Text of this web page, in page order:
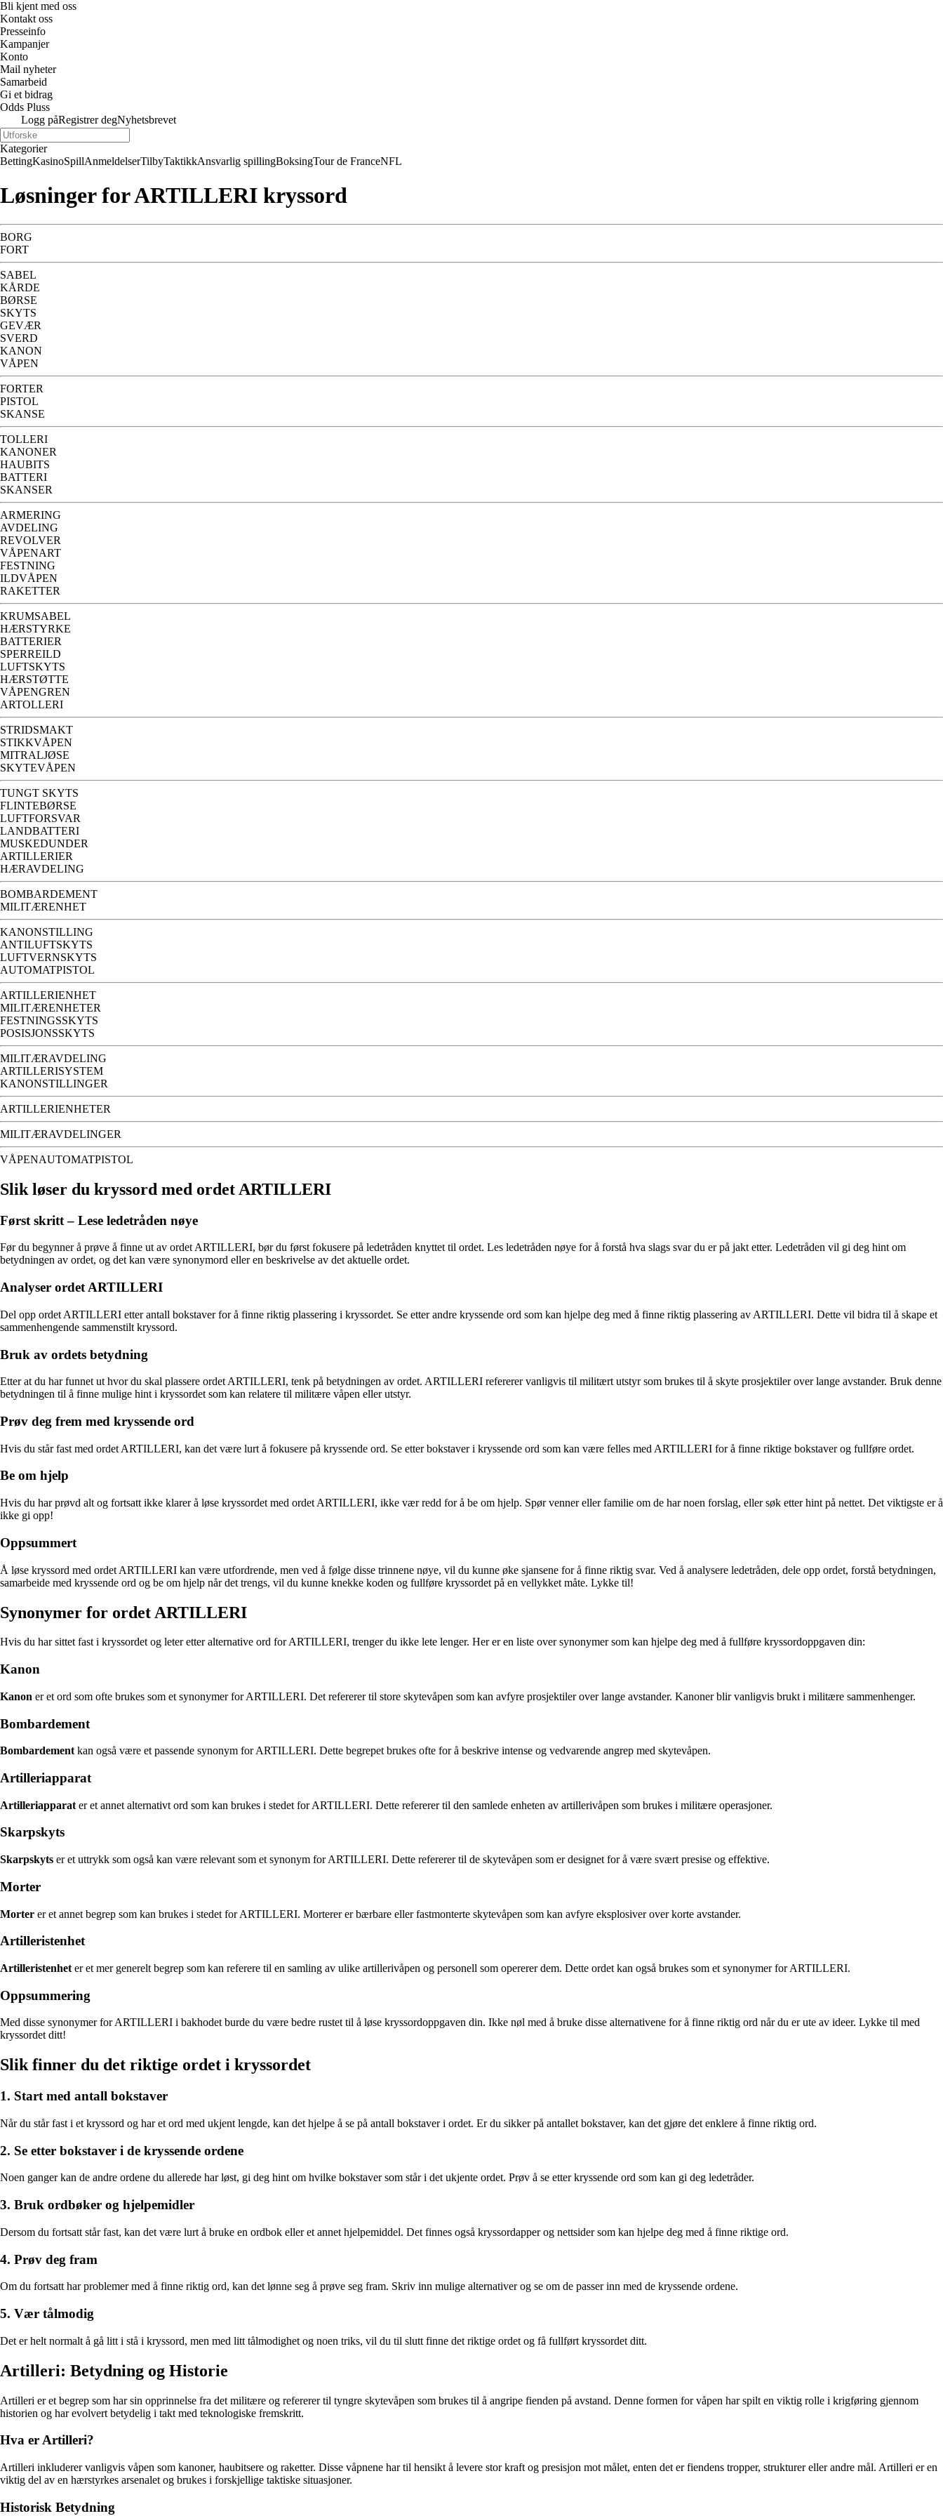
Bli kjent med oss
Kontakt oss
Presseinfo
Kampanjer
Konto
Mail nyheter
Samarbeid
Gi et bidrag
Odds Pluss
Logg påRegistrer degNyhetsbrevet
Kategorier
BettingKasinoSpillAnmeldelserTilbyTaktikkAnsvarlig spillingBoksingTour de FranceNFL
Løsninger for ARTILLERI kryssord
BORG
FORT
SABEL
KÅRDE
BØRSE
SKYTS
GEVÆR
SVERD
KANON
VÅPEN
FORTER
PISTOL
SKANSE
TOLLERI
KANONER
HAUBITS
BATTERI
SKANSER
ARMERING
AVDELING
REVOLVER
VÅPENART
FESTNING
ILDVÅPEN
RAKETTER
KRUMSABEL
HÆRSTYRKE
BATTERIER
SPERREILD
LUFTSKYTS
HÆRSTØTTE
VÅPENGREN
ARTOLLERI
STRIDSMAKT
STIKKVÅPEN
MITRALJØSE
SKYTEVÅPEN
TUNGT SKYTS
FLINTEBØRSE
LUFTFORSVAR
LANDBATTERI
MUSKEDUNDER
ARTILLERIER
HÆRAVDELING
BOMBARDEMENT
MILITÆRENHET
KANONSTILLING
ANTILUFTSKYTS
LUFTVERNSKYTS
AUTOMATPISTOL
ARTILLERIENHET
MILITÆRENHETER
FESTNINGSSKYTS
POSISJONSSKYTS
MILITÆRAVDELING
ARTILLERISYSTEM
KANONSTILLINGER
ARTILLERIENHETER
MILITÆRAVDELINGER
VÅPENAUTOMATPISTOL
Slik løser du kryssord med ordet ARTILLERI
Først skritt – Lese ledetråden nøye
Før du begynner å prøve å finne ut av ordet ARTILLERI, bør du først fokusere på ledetråden knyttet til ordet. Les ledetråden nøye for å forstå hva slags svar du er på jakt etter. Ledetråden vil gi deg hint om
betydningen av ordet, og det kan være synonymord eller en beskrivelse av det aktuelle ordet.
Analyser ordet ARTILLERI
Del opp ordet ARTILLERI etter antall bokstaver for å finne riktig plassering i kryssordet. Se etter andre kryssende ord som kan hjelpe deg med å finne riktig plassering av ARTILLERI. Dette vil bidra til å skape et
sammenhengende sammenstilt kryssord.
Bruk av ordets betydning
Etter at du har funnet ut hvor du skal plassere ordet ARTILLERI, tenk på betydningen av ordet. ARTILLERI refererer vanligvis til militært utstyr som brukes til å skyte prosjektiler over lange avstander. Bruk denne
betydningen til å finne mulige hint i kryssordet som kan relatere til militære våpen eller utstyr.
Prøv deg frem med kryssende ord
Hvis du står fast med ordet ARTILLERI, kan det være lurt å fokusere på kryssende ord. Se etter bokstaver i kryssende ord som kan være felles med ARTILLERI for å finne riktige bokstaver og fullføre ordet.
Be om hjelp
Hvis du har prøvd alt og fortsatt ikke klarer å løse kryssordet med ordet ARTILLERI, ikke vær redd for å be om hjelp. Spør venner eller familie om de har noen forslag, eller søk etter hint på nettet. Det viktigste er å
ikke gi opp!
Oppsummert
Å løse kryssord med ordet ARTILLERI kan være utfordrende, men ved å følge disse trinnene nøye, vil du kunne øke sjansene for å finne riktig svar. Ved å analysere ledetråden, dele opp ordet, forstå betydningen,
samarbeide med kryssende ord og be om hjelp når det trengs, vil du kunne knekke koden og fullføre kryssordet på en vellykket måte. Lykke til!
Synonymer for ordet ARTILLERI
Hvis du har sittet fast i kryssordet og leter etter alternative ord for ARTILLERI, trenger du ikke lete lenger. Her er en liste over synonymer som kan hjelpe deg med å fullføre kryssordoppgaven din:
Kanon
Kanon er et ord som ofte brukes som et synonymer for ARTILLERI. Det refererer til store skytevåpen som kan avfyre prosjektiler over lange avstander. Kanoner blir vanligvis brukt i militære sammenhenger.
Bombardement
Bombardement kan også være et passende synonym for ARTILLERI. Dette begrepet brukes ofte for å beskrive intense og vedvarende angrep med skytevåpen.
Artilleriapparat
Artilleriapparat er et annet alternativt ord som kan brukes i stedet for ARTILLERI. Dette refererer til den samlede enheten av artillerivåpen som brukes i militære operasjoner.
Skarpskyts
Skarpskyts er et uttrykk som også kan være relevant som et synonym for ARTILLERI. Dette refererer til de skytevåpen som er designet for å være svært presise og effektive.
Morter
Morter er et annet begrep som kan brukes i stedet for ARTILLERI. Morterer er bærbare eller fastmonterte skytevåpen som kan avfyre eksplosiver over korte avstander.
Artilleristenhet
Artilleristenhet er et mer generelt begrep som kan referere til en samling av ulike artillerivåpen og personell som opererer dem. Dette ordet kan også brukes som et synonymer for ARTILLERI.
Oppsummering
Med disse synonymer for ARTILLERI i bakhodet burde du være bedre rustet til å løse kryssordoppgaven din. Ikke nøl med å bruke disse alternativene for å finne riktig ord når du er ute av ideer. Lykke til med
kryssordet ditt!
Slik finner du det riktige ordet i kryssordet
1. Start med antall bokstaver
Når du står fast i et kryssord og har et ord med ukjent lengde, kan det hjelpe å se på antall bokstaver i ordet. Er du sikker på antallet bokstaver, kan det gjøre det enklere å finne riktig ord.
2. Se etter bokstaver i de kryssende ordene
Noen ganger kan de andre ordene du allerede har løst, gi deg hint om hvilke bokstaver som står i det ukjente ordet. Prøv å se etter kryssende ord som kan gi deg ledetråder.
3. Bruk ordbøker og hjelpemidler
Dersom du fortsatt står fast, kan det være lurt å bruke en ordbok eller et annet hjelpemiddel. Det finnes også kryssordapper og nettsider som kan hjelpe deg med å finne riktige ord.
4. Prøv deg fram
Om du fortsatt har problemer med å finne riktig ord, kan det lønne seg å prøve seg fram. Skriv inn mulige alternativer og se om de passer inn med de kryssende ordene.
5. Vær tålmodig
Det er helt normalt å gå litt i stå i kryssord, men med litt tålmodighet og noen triks, vil du til slutt finne det riktige ordet og få fullført kryssordet ditt.
Artilleri: Betydning og Historie
Artilleri er et begrep som har sin opprinnelse fra det militære og refererer til tyngre skytevåpen som brukes til å angripe fienden på avstand. Denne formen for våpen har spilt en viktig rolle i krigføring gjennom
historien og har evolvert betydelig i takt med teknologiske fremskritt.
Hva er Artilleri?
Artilleri inkluderer vanligvis våpen som kanoner, haubitsere og raketter. Disse våpnene har til hensikt å levere stor kraft og presisjon mot målet, enten det er fiendens tropper, strukturer eller andre mål. Artilleri er en
viktig del av en hærstyrkes arsenalet og brukes i forskjellige taktiske situasjoner.
Historisk Betydning